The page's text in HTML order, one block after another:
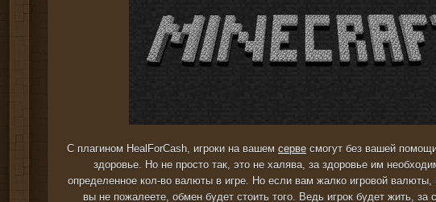
С плагином HealForCash, игроки на вашем серве смогут без вашей
здоровье. Но не просто так, это не халява, за здоровье им
определенное кол-во валюты в игре. Но если вам жалко игровой
вы не пожалеете, обмен будет стоить того. Ведь игрок будет жить, за